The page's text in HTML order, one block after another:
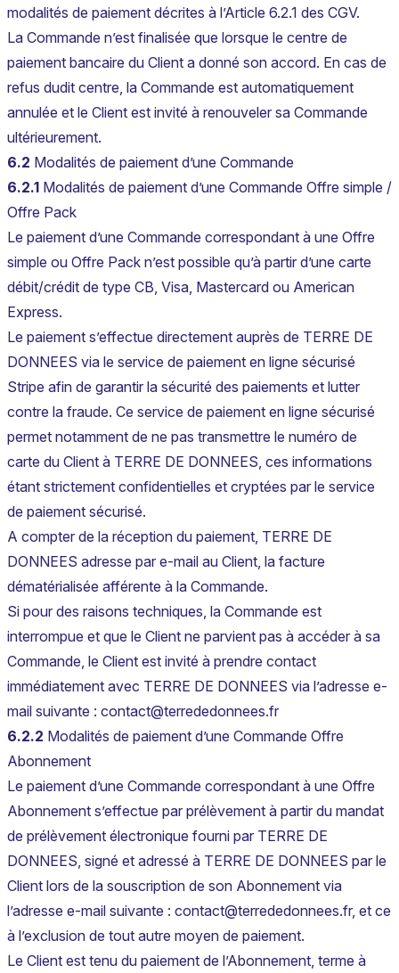
modalités de paiement décrites à l’Article 6.2.1 des CGV.
La Commande n’est finalisée que lorsque le centre de
paiement bancaire du Client a donné son accord. En cas de
refus dudit centre, la Commande est automatiquement
annulée et le Client est invité à renouveler sa Commande
ultérieurement.
6.2 Modalités de paiement d’une Commande
6.2.1 Modalités de paiement d’une Commande Offre simple /
Offre Pack
Le paiement d’une Commande correspondant à une Offre
simple ou Offre Pack n’est possible qu’à partir d’une carte
débit/crédit de type CB, Visa, Mastercard ou American
Express.
Le paiement s’effectue directement auprès de TERRE DE
DONNEES via le service de paiement en ligne sécurisé
Stripe afin de garantir la sécurité des paiements et lutter
contre la fraude. Ce service de paiement en ligne sécurisé
permet notamment de ne pas transmettre le numéro de
carte du Client à TERRE DE DONNEES, ces informations
étant strictement confidentielles et cryptées par le service
de paiement sécurisé.
A compter de la réception du paiement, TERRE DE
DONNEES adresse par e-mail au Client, la facture
dématérialisée afférente à la Commande.
Si pour des raisons techniques, la Commande est
interrompue et que le Client ne parvient pas à accéder à sa
Commande, le Client est invité à prendre contact
immédiatement avec TERRE DE DONNEES via l’adresse e-
mail suivante : contact@terrededonnees.fr
6.2.2 Modalités de paiement d’une Commande Offre
Abonnement
Le paiement d’une Commande correspondant à une Offre
Abonnement s’effectue par prélèvement à partir du mandat
de prélèvement électronique fourni par TERRE DE
DONNEES, signé et adressé à TERRE DE DONNEES par le
Client lors de la souscription de son Abonnement via
l’adresse e-mail suivante : contact@terrededonnees.fr, et ce
à l’exclusion de tout autre moyen de paiement.
Le Client est tenu du paiement de l’Abonnement, terme à